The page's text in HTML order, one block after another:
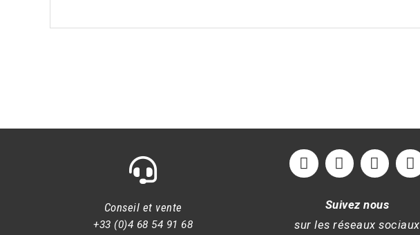
Conseil et vente
+33 (0)4 68 54 91 68
Suivez nous
sur les réseaux sociaux